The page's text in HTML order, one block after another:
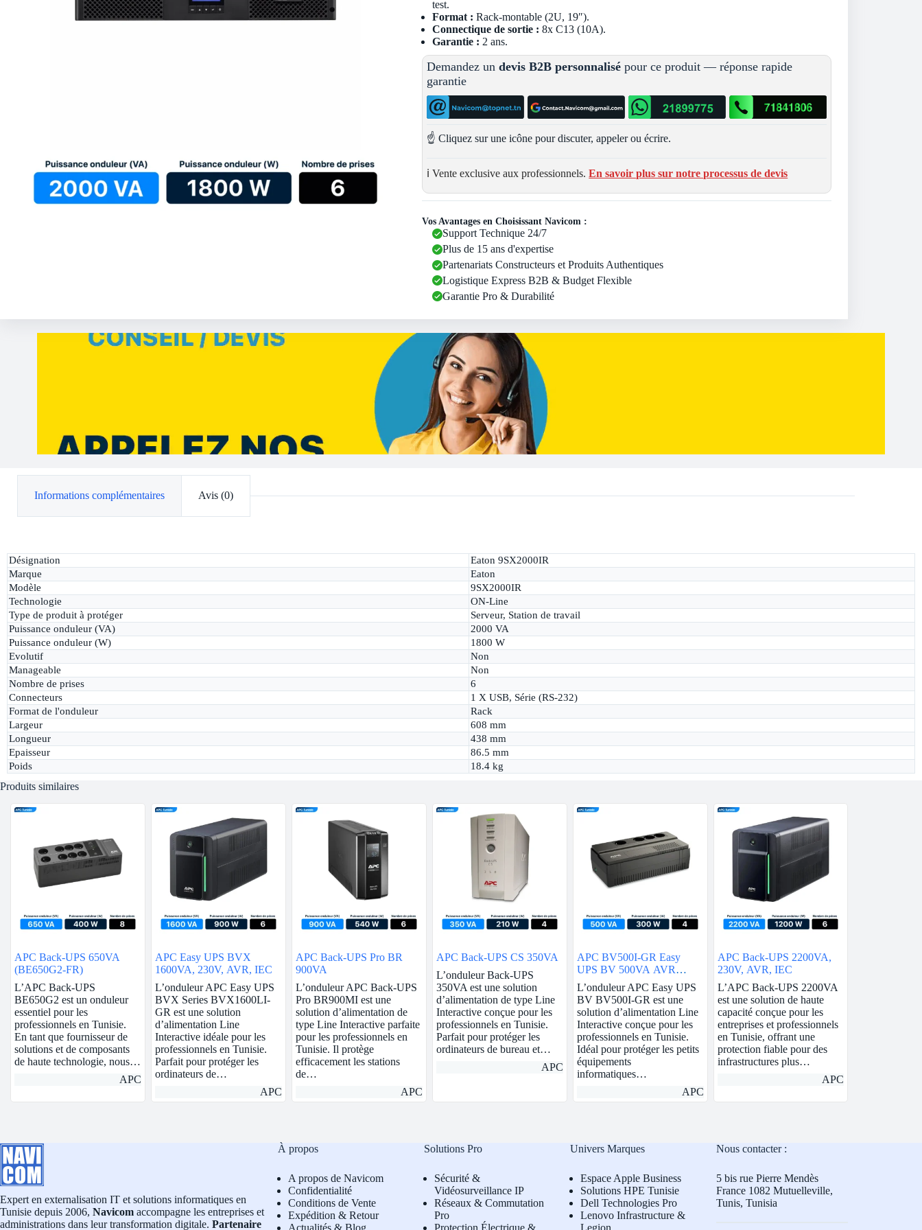
test.
Format : Rack-montable (2U, 19″).
Connectique de sortie : 8x C13 (10A).
Garantie : 2 ans.
Demandez undevis B2B personnalisé pour ce produit — réponse rapide
garantie
☝️ Cliquez sur une icône pour discuter, appeler ou écrire.
ℹ️ Vente exclusive aux professionnels.En savoir plus sur notre processus de devis
Vos Avantages en Choisissant Navicom :
Support Technique 24/7
Plus de 15 ans d'expertise
Partenariats Constructeurs et Produits Authentiques
Logistique Express B2B & Budget Flexible
Garantie Pro & Durabilité
Informations complémentaires Avis (0)
Désignation
Eaton 9SX2000IR
Marque
Eaton
Modèle
9SX2000IR
Technologie
ON-Line
Type de produit à protéger
Serveur, Station de travail
Puissance onduleur (VA)
2000 VA
Puissance onduleur (W)
1800 W
Evolutif
Non
Manageable
Non
Nombre de prises
6
Connecteurs
1 X USB, Série (RS-232)
Format de l'onduleur
Rack
Largeur
608 mm
Longueur
438 mm
Epaisseur
86.5 mm
Poids
18.4 kg
Produits similaires
APC Back-UPS 650VA
(BE650G2-FR)
L’APC Back-UPS
BE650G2 est un onduleur
essentiel pour les
professionnels en Tunisie.
En tant que fournisseur de
solutions et de composants
de haute technologie, nous…
APC
APC Easy UPS BVX
1600VA, 230V, AVR, IEC
L’onduleur APC Easy UPS
BVX Series BVX1600LI-
GR est une solution
d’alimentation Line
Interactive idéale pour les
professionnels en Tunisie.
Parfait pour protéger les
ordinateurs de…
APC
APC Back-UPS Pro BR
900VA
L’onduleur APC Back-UPS
Pro BR900MI est une
solution d’alimentation de
type Line Interactive parfaite
pour les professionnels en
Tunisie. Il protège
efficacement les stations
de…
APC
APC Back-UPS CS 350VA
L’onduleur Back-UPS
350VA est une solution
d’alimentation de type Line
Interactive conçue pour les
professionnels en Tunisie.
Parfait pour protéger les
ordinateurs de bureau et…
APC
APC BV500I-GR Easy
UPS BV 500VA AVR
Schuko 230V
L’onduleur APC Easy UPS
BV BV500I-GR est une
solution d’alimentation Line
Interactive conçue pour les
professionnels en Tunisie.
Idéal pour protéger les petits
équipements
informatiques…
APC
APC Back-UPS 2200VA,
230V, AVR, IEC
L’APC Back-UPS 2200VA
est une solution de haute
capacité conçue pour les
entreprises et professionnels
en Tunisie, offrant une
protection fiable pour des
infrastructures plus…
APC
Expert en externalisation IT et solutions informatiques en
Tunisie depuis 2006, Navicom accompagne les entreprises et
administrations dans leur transformation digitale. Partenaire
À propos
A propos de Navicom
Confidentialité
Conditions de Vente
Expédition & Retour
Actualités & Blog
Solutions Pro
Sécurité &
Vidéosurveillance IP
Réseaux & Commutation
Pro
Protection Électrique &
Univers Marques
Espace Apple Business
Solutions HPE Tunisie
Dell Technologies Pro
Lenovo Infrastructure &
Legion
Nous contacter :
5 bis rue Pierre Mendès
France 1082 Mutuelleville,
Tunis, Tunisia